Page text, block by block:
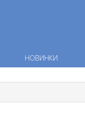
НОВИНКИ